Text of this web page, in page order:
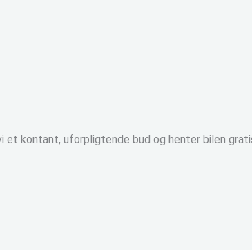
kontant, uforpligtende bud og henter bilen